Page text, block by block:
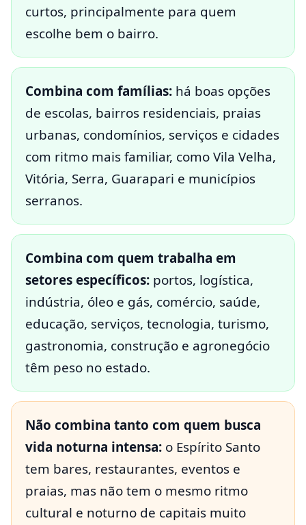
curtos, principalmente para quem
escolhe bem o bairro.
Combina com famílias: há boas opções
de escolas, bairros residenciais, praias
urbanas, condomínios, serviços e cidades
com ritmo mais familiar, como Vila Velha,
Vitória, Serra, Guarapari e municípios
serranos.
Combina com quem trabalha em
setores específicos: portos, logística,
indústria, óleo e gás, comércio, saúde,
educação, serviços, tecnologia, turismo,
gastronomia, construção e agronegócio
têm peso no estado.
Não combina tanto com quem busca
vida noturna intensa: o Espírito Santo
tem bares, restaurantes, eventos e
praias, mas não tem o mesmo ritmo
cultural e noturno de capitais muito